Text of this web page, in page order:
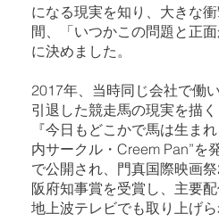
になる現実を知り、大きな
間、「いつかこの問題と正
に決めました。
2017年、当時同じ会社で働
引退した競走馬の現実を描
『今日もどこかで馬は生ま
内サークル・Creem Pan”を
で公開され、門真国際映画
阪府知事賞を受賞し、主要
地上波テレビでも取り上げら